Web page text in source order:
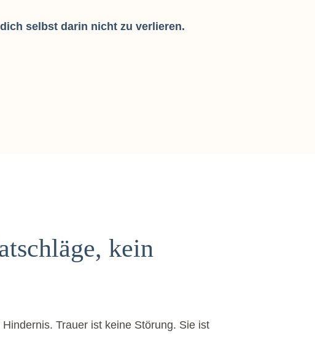
selbst darin nicht zu verlieren.
kein
Trauer ist keine Störung. Sie ist